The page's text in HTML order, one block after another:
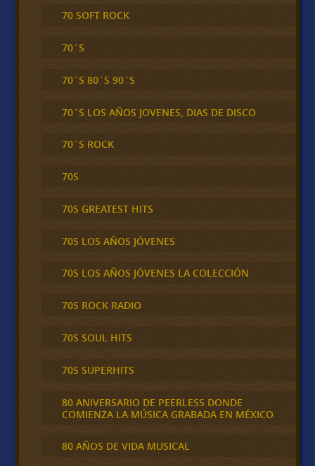
70 SOFT ROCK
70´S
70´S 80´S 90´S
70´S LOS AÑOS JOVENES, DIAS DE DISCO
70´S ROCK
70S
70S GREATEST HITS
70S LOS AÑOS JÓVENES
70S LOS AÑOS JÓVENES LA COLECCIÓN
70S ROCK RADIO
70S SOUL HITS
70S SUPERHITS
80 ANIVERSARIO DE PEERLESS DONDE
COMIENZA LA MÚSICA GRABADA EN MÉXICO
80 AÑOS DE VIDA MUSICAL